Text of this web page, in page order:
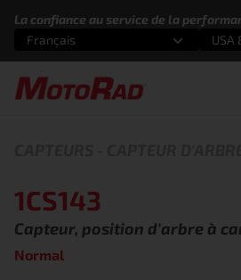
La confiance au service de la
Sélectionnez une option
Français
Sélectionnez une option
USA
1CS143
Capteur, position d'arbre à
Normal